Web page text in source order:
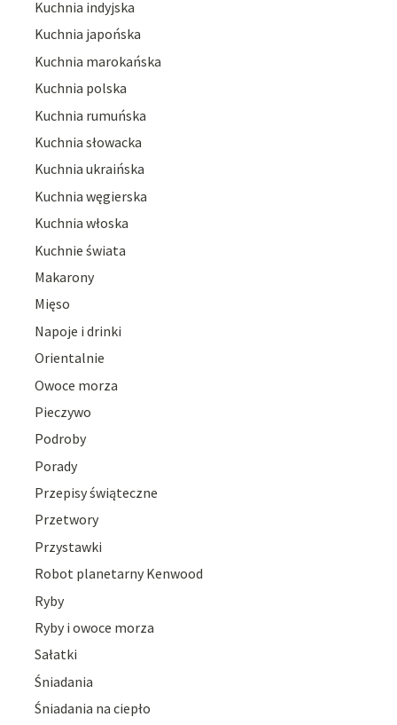
Kuchnia indyjska
Kuchnia japońska
Kuchnia marokańska
Kuchnia polska
Kuchnia rumuńska
Kuchnia słowacka
Kuchnia ukraińska
Kuchnia węgierska
Kuchnia włoska
Kuchnie świata
Makarony
Mięso
Napoje i drinki
Orientalnie
Owoce morza
Pieczywo
Podroby
Porady
Przepisy świąteczne
Przetwory
Przystawki
Robot planetarny Kenwood
Ryby
Ryby i owoce morza
Sałatki
Śniadania
Śniadania na ciepło